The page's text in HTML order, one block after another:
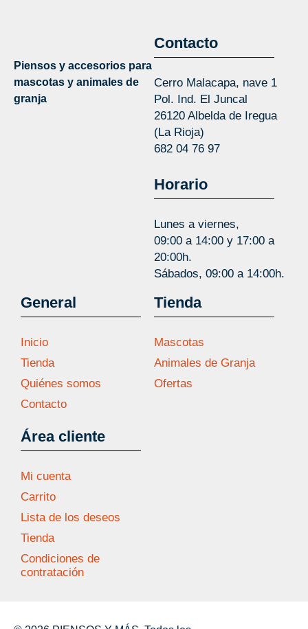
Piensos y accesorios para
mascotas y animales de
granja
Contacto
Cerro Malacapa, nave 1
Pol. Ind. El Juncal
26120 Albelda de Iregua
(La Rioja)
682 04 76 97
Horario
Lunes a viernes,
09:00 a 14:00 y 17:00 a
20:00h.
Sábados, 09:00 a 14:00h.
General
Inicio
Tienda
Quiénes somos
Contacto
Área cliente
Mi cuenta
Carrito
Lista de los deseos
Tienda
Condiciones de
contratación
Tienda
Mascotas
Animales de Granja
Ofertas